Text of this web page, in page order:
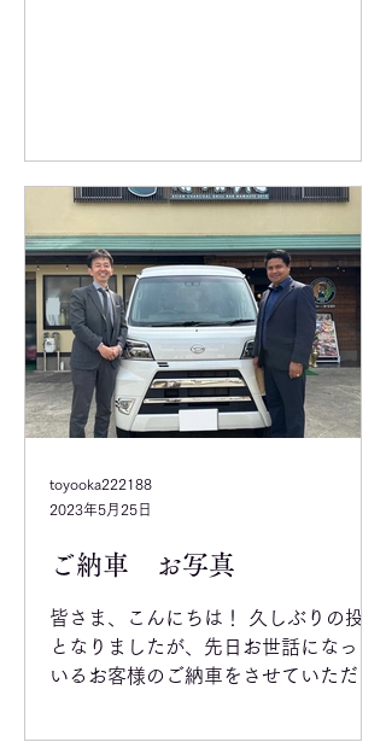
ご納車 お写真
皆さま、こんにちは！ 久しぶりの投稿
となりましたが、先日お世話になって
いるお客様のご納車をさせていただき
toyooka222188
2023年5月25日